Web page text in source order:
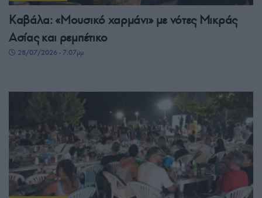
Καβάλα: «Μουσικό χαρμάνι» με νότες Μικράς
Ασίας και ρεμπέτικο
28/07/2026 - 7:07μμ